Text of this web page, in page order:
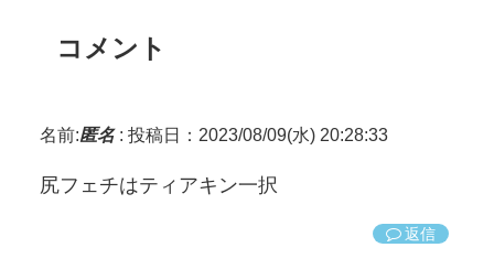
コメント
名前:匿名: 投稿日：2023/08/09(水) 20:28:33
尻フェチはティアキン一択
返信